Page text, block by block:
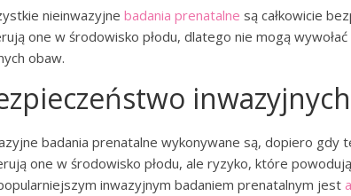
nieinwazyjne badania prenatalne są całkowicie
one w środowisko płodu, dlatego nie mogą
obaw.
badania prenatalne wykonywane są, dopiero gdy
one w środowisko płodu, ale ryzyko, które
inwazyjnym badaniem prenatalnym jest